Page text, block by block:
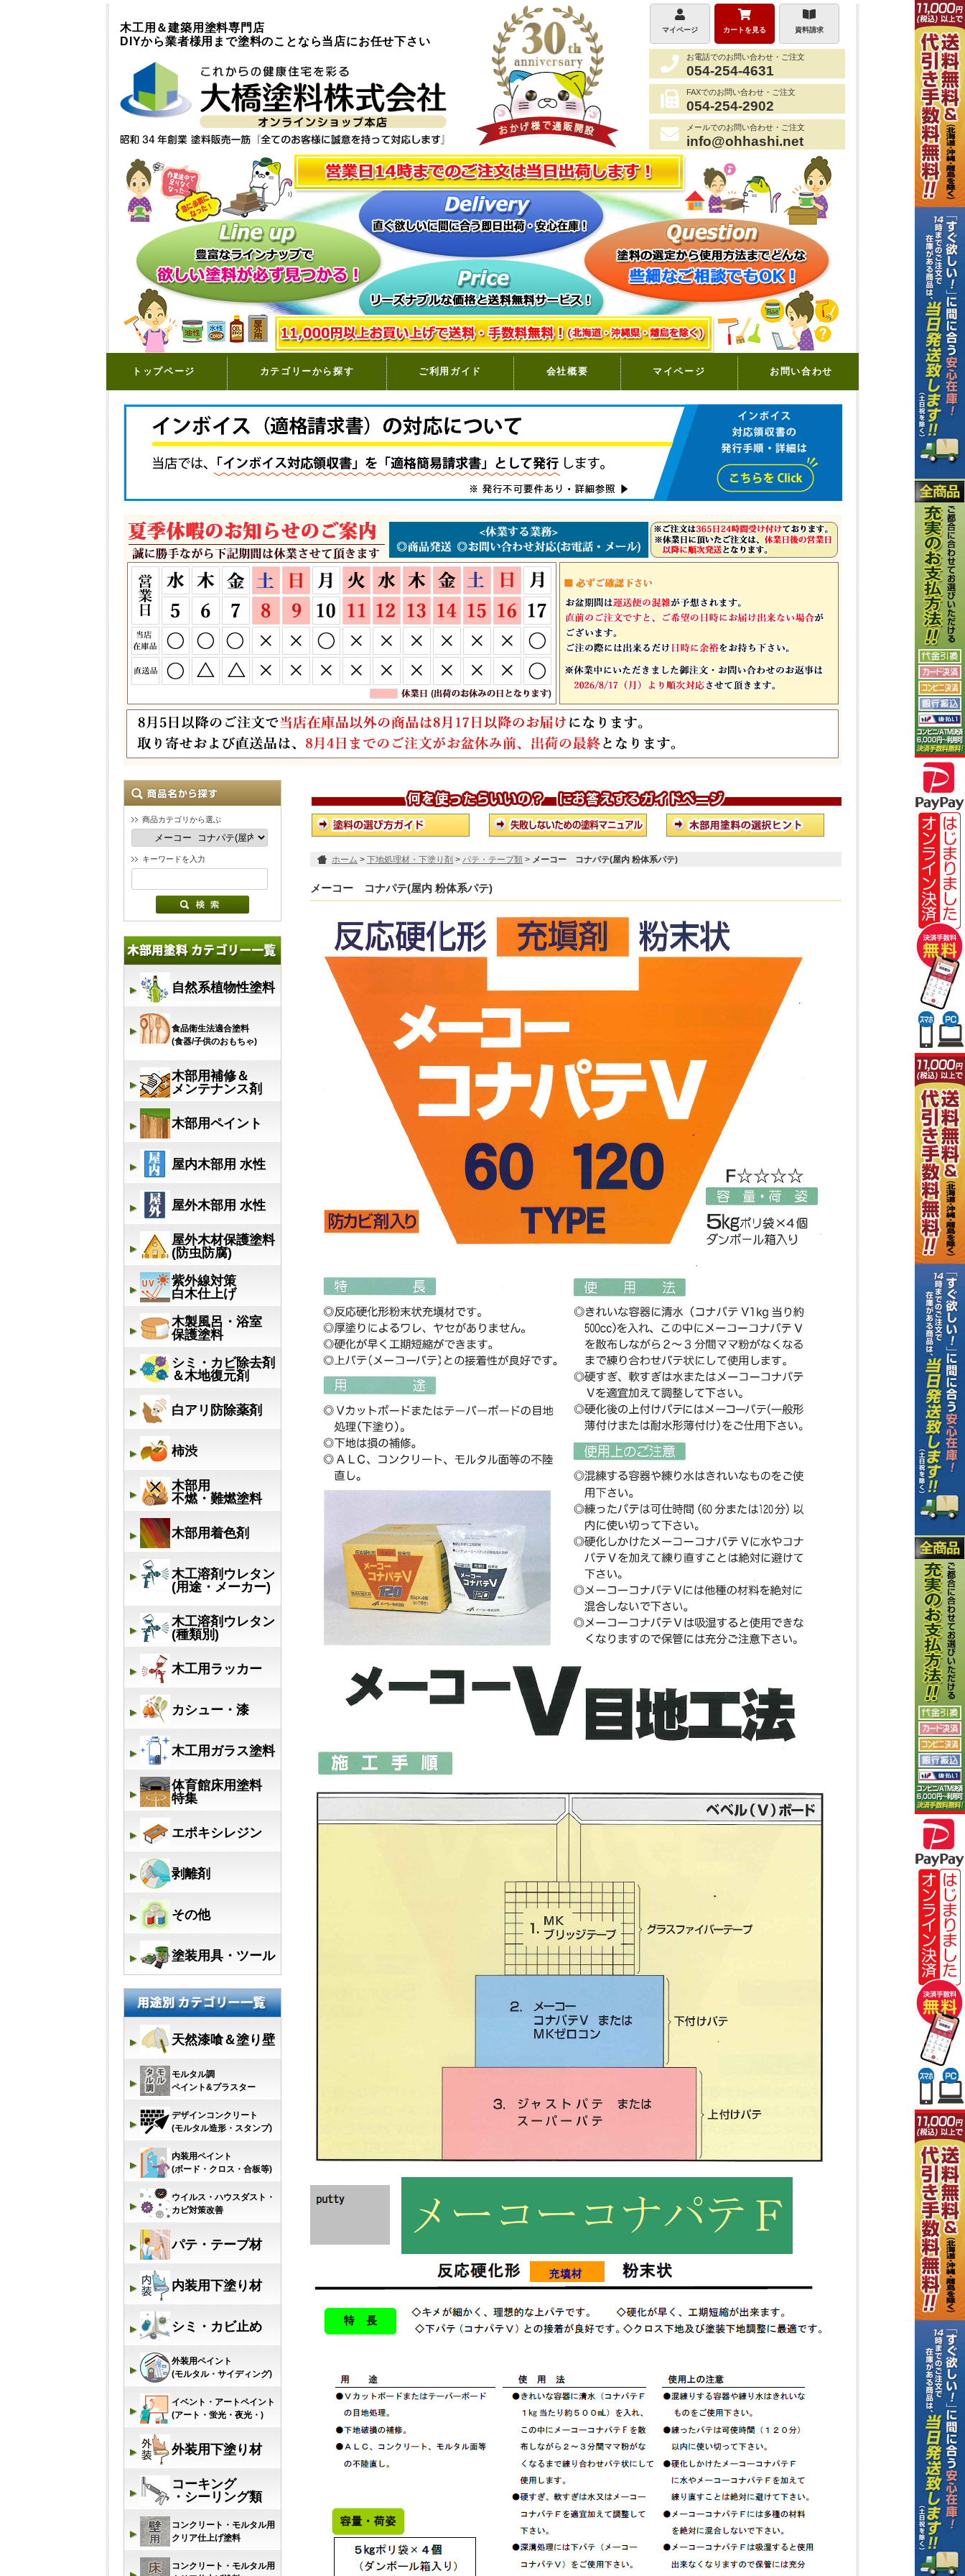
木工用＆建築用塗料専門店
DIYから業者様用まで塗料のことなら当店にお任せ下さい
マイページ カートを見る 資料請求
お電話でのお問い合わせ・ご注文
054-254-4631
FAXでのお問い合わせ・ご注文
054-254-2902
メールでのお問い合わせ・ご注文
info@ohhashi.net
トップページ カテゴリーから探す ご利用ガイド 会社概要 マイページ お問い合わせ
商品カテゴリから選ぶ
キーワードを入力 ホーム > 下地処理材・下塗り剤 > パテ・テープ類 > メーコー コナパテ(屋内 粉体系パテ)
メーコー コナパテ(屋内 粉体系パテ)